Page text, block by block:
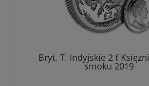
Bryt. T. Indyjskie 2 f
smoku 2019